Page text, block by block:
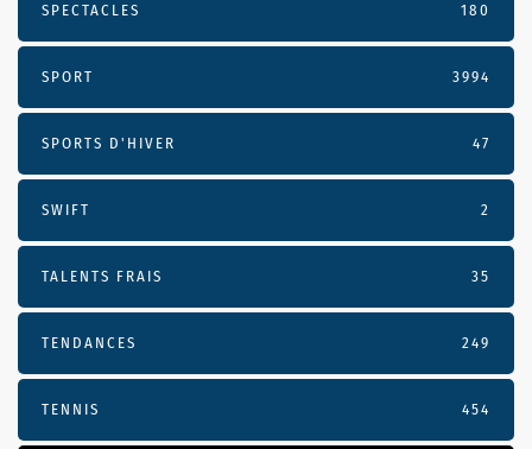
SPECTACLES 180
SPORT 3994
SPORTS D'HIVER 47
SWIFT 2
TALENTS FRAIS 35
TENDANCES 249
TENNIS 454